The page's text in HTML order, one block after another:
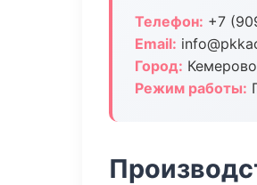
Телефон: +7
Email:
Город: Кемерово
Режим работы: